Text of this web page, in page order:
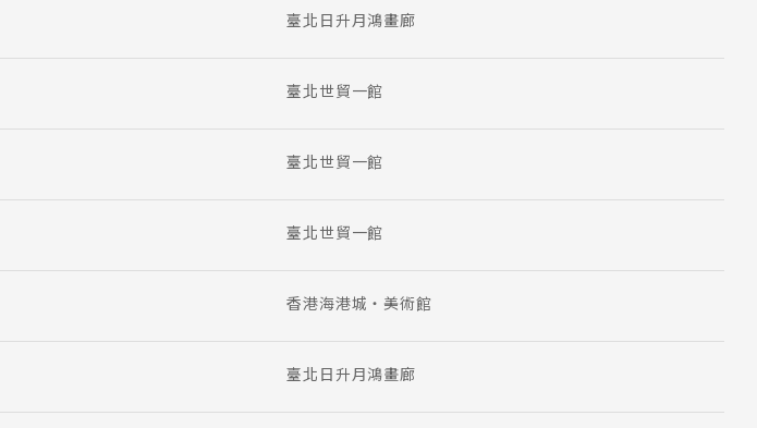
臺北日升月鴻畫廊
臺北世貿一館
臺北世貿一館
臺北世貿一館
香港海港城‧美術館
臺北日升月鴻畫廊